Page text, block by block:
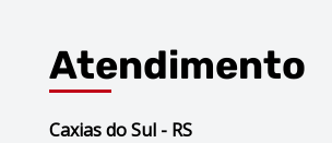
Atendimento
Caxias do Sul - RS